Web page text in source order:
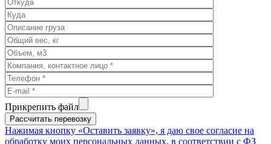
Прикрепить файл
Нажимая кнопку «Оставить заявку», я даю свое согласие на
обработку моих персональных данных, в соответствии с ФЗ